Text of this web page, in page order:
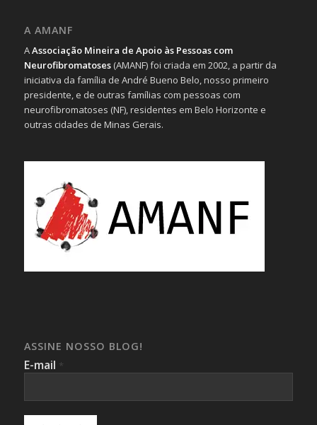
A AMANF
AAssociação Mineira de Apoio às Pessoas com
Neurofibromatoses(AMANF) foi criada em 2002, a partir da
iniciativa da família de André Bueno Belo, nosso primeiro
presidente, e de outras famílias com pessoas com
neurofibromatoses (NF), residentes em Belo Horizonte e
outras cidades de Minas Gerais.
ASSINE NOSSO BLOG!
E-mail *